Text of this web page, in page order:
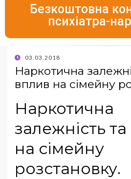
Безкоштовна
психіатра-
03.03.2018
Наркотична
вплив на сімейну
Наркотична
залежність та
на сімейну
розстановку.